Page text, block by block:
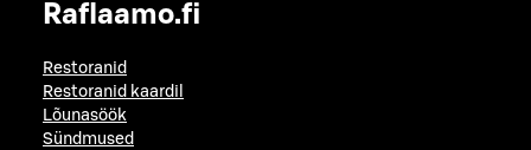
Raflaamo.fi
Restoranid
Restoranid kaardil
Lõunasöök
Sündmused